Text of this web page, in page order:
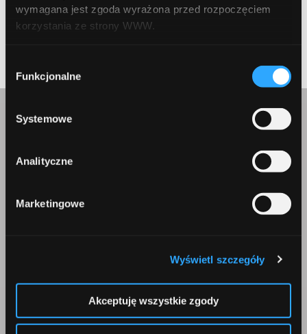
wymagana jest zgoda wyrażona przed rozpoczęciem
korzystania ze strony WWW.
formy korzystania z plików cookies. Więcej:
Polityka
zgody
Funkcjonalne
Systemowe
Analityczne
Marketingowe
Wyświetl szczegóły
Akceptuję wszystkie zgody
Skontaktuj się z nami
ul. Konstruktorska 13
02-673 Warszawa